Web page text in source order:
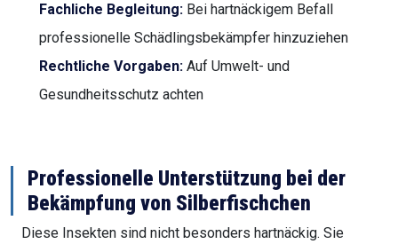
Fachliche Begleitung: Bei hartnäckigem Befall
professionelle Schädlingsbekämpfer hinzuziehen
Rechtliche Vorgaben: Auf Umwelt- und
Gesundheitsschutz achten
Professionelle Unterstützung bei der
Bekämpfung von Silberfischchen
Diese Insekten sind nicht besonders hartnäckig. Sie